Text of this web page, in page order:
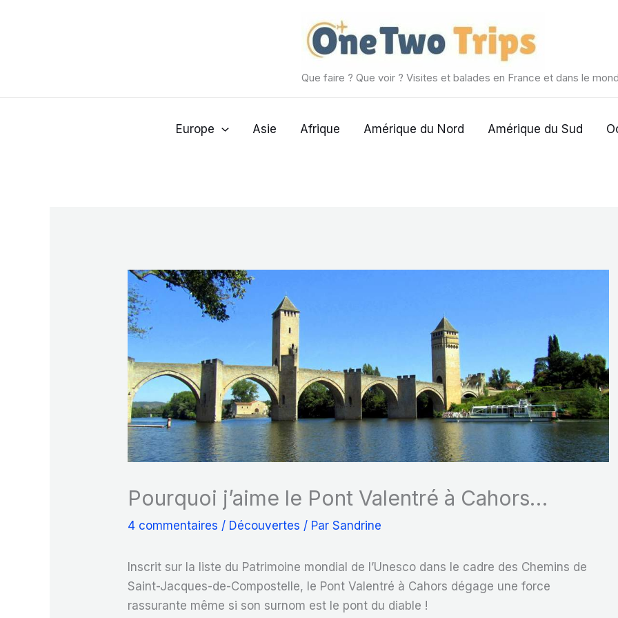
Que faire ? Que voir ? Visites et balades en France et dans le
Europe Asie Afrique Amérique du Nord Amérique du Sud
Pourquoi j’aime le Pont Valentré à Cahors…
4 commentaires / Découvertes / ParSandrine
Inscrit sur la liste du Patrimoine mondial de l’Unesco dans le cadre des Chemins de
Saint-Jacques-de-Compostelle, le Pont Valentré à Cahors dégage une force
rassurante même si son surnom est le pont du diable !